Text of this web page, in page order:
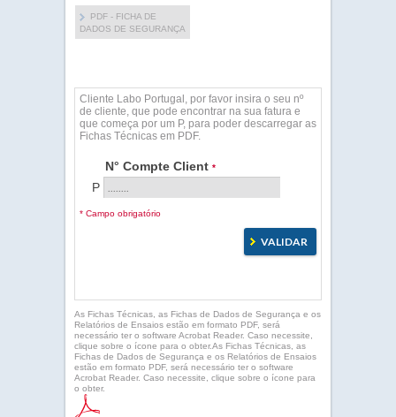
PDF - FICHA DE
DADOS DE SEGURANÇA
Cliente Labo Portugal, por favor insira o seu nº
de cliente, que pode encontrar na sua fatura e
que começa por um P, para poder descarregar as
Fichas Técnicas em PDF.
N° Compte Client *
P
* Campo obrigatório
As Fichas Técnicas, as Fichas de Dados de Segurança e os
Relatórios de Ensaios estão em formato PDF, será
necessário ter o software Acrobat Reader. Caso necessite,
clique sobre o ícone para o obter.As Fichas Técnicas, as
Fichas de Dados de Segurança e os Relatórios de Ensaios
estão em formato PDF, será necessário ter o software
Acrobat Reader. Caso necessite, clique sobre o ícone para
o obter.